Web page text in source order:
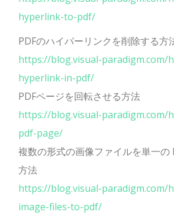
hyperlink-to-pdf/
PDFのハイパーリンクを削除する方
https://blog.visual-paradigm.com/
hyperlink-in-pdf/
PDFページを回転させる方法
https://blog.visual-paradigm.com/
pdf-page/
複数の形式の画像ファイルを単一の
方法
https://blog.visual-paradigm.com/
image-files-to-pdf/